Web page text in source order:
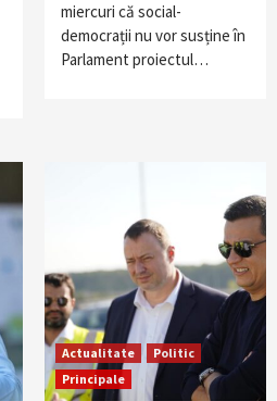
miercuri că social-
democrații nu vor susține în
Parlament proiectul…
Actualitate
Politic
Principale